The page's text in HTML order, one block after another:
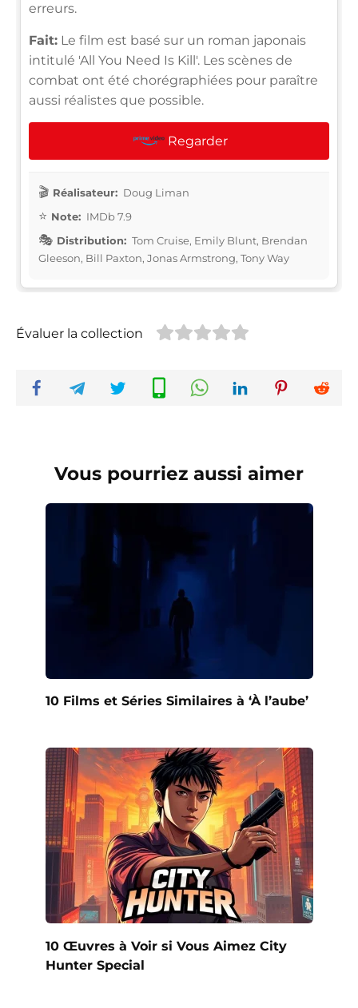
erreurs.
Fait: Le film est basé sur un roman japonais
intitulé 'All You Need Is Kill'. Les scènes de
combat ont été chorégraphiées pour paraître
aussi réalistes que possible.
Regarder
Réalisateur: Doug Liman
Note: IMDb 7.9
Distribution: Tom Cruise, Emily Blunt, Brendan
Gleeson, Bill Paxton, Jonas Armstrong, Tony Way
Évaluer la collection
Vous pourriez aussi aimer
10 Films et Séries Similaires à ‘À l’aube’
10 Œuvres à Voir si Vous Aimez City
Hunter Special